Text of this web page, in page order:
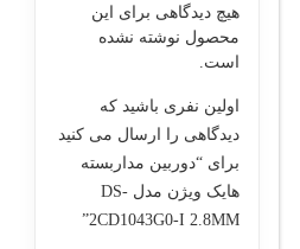
هیچ دیدگاهی برای این
محصول نوشته نشده
است.
اولین نفری باشید که
دیدگاهی را ارسال می کنید
برای “دوربین مداربسته
هایک ویژن مدل DS-
2CD1043G0-I 2.8MM”